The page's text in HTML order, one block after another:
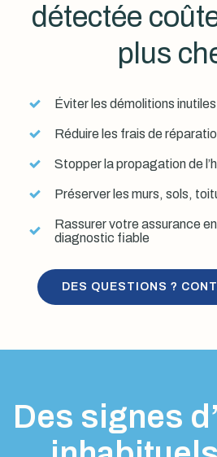
détectée
plus
Éviter les démolitions inutiles
Réduire les frais de
Stopper la propagation de
Préserver les murs, sols,
Rassurer votre assurance
diagnostic fiable
DES QUESTIONS ?
Des signes